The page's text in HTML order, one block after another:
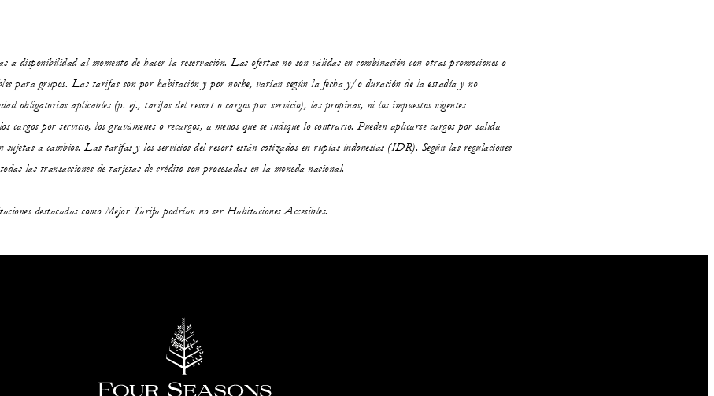
a disponibilidad al momento de hacer la reservación. Las ofertas no son válidas en combinación con otras promociones o
para grupos. Las tarifas son por habitación y por noche, varían según la fecha y/o duración de la estadía y no
obligatorias aplicables (p. ej., tarifas del resort o cargos por servicio), las propinas, ni los impuestos vigentes
cargos por servicio, los gravámenes o recargos, a menos que se indique lo contrario. Pueden aplicarse cargos por salida
a cambios. Las tarifas y los servicios del resort están cotizados en rupias indonesias (IDR). Según las regulaciones
las transacciones de tarjetas de crédito son procesadas en la moneda nacional.
destacadas como Mejor Tarifa podrían no ser Habitaciones Accesibles.